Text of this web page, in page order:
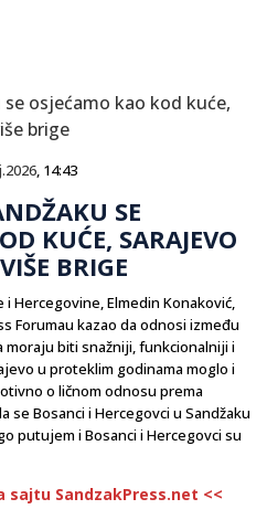
, 14:43
SE
KUĆE, SARAJEVO
BRIGE
Hercegovine, Elmedin Konaković,
Forumau kazao da odnosi između
moraju biti snažniji, funkcionalniji i
u proteklim godinama moglo i
o ličnom odnosu prema
se Bosanci i Hercegovci u Sandžaku
putujem i Bosanci i Hercegovci su
sajtu SandzakPress.net <<